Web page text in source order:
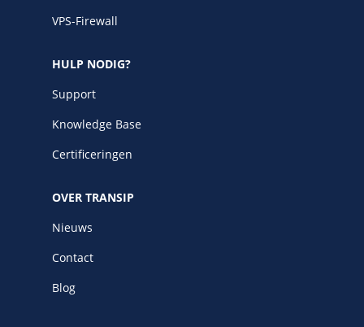
VPS-Firewall
HULP NODIG?
Support
Knowledge Base
Certificeringen
OVER TRANSIP
Nieuws
Contact
Blog